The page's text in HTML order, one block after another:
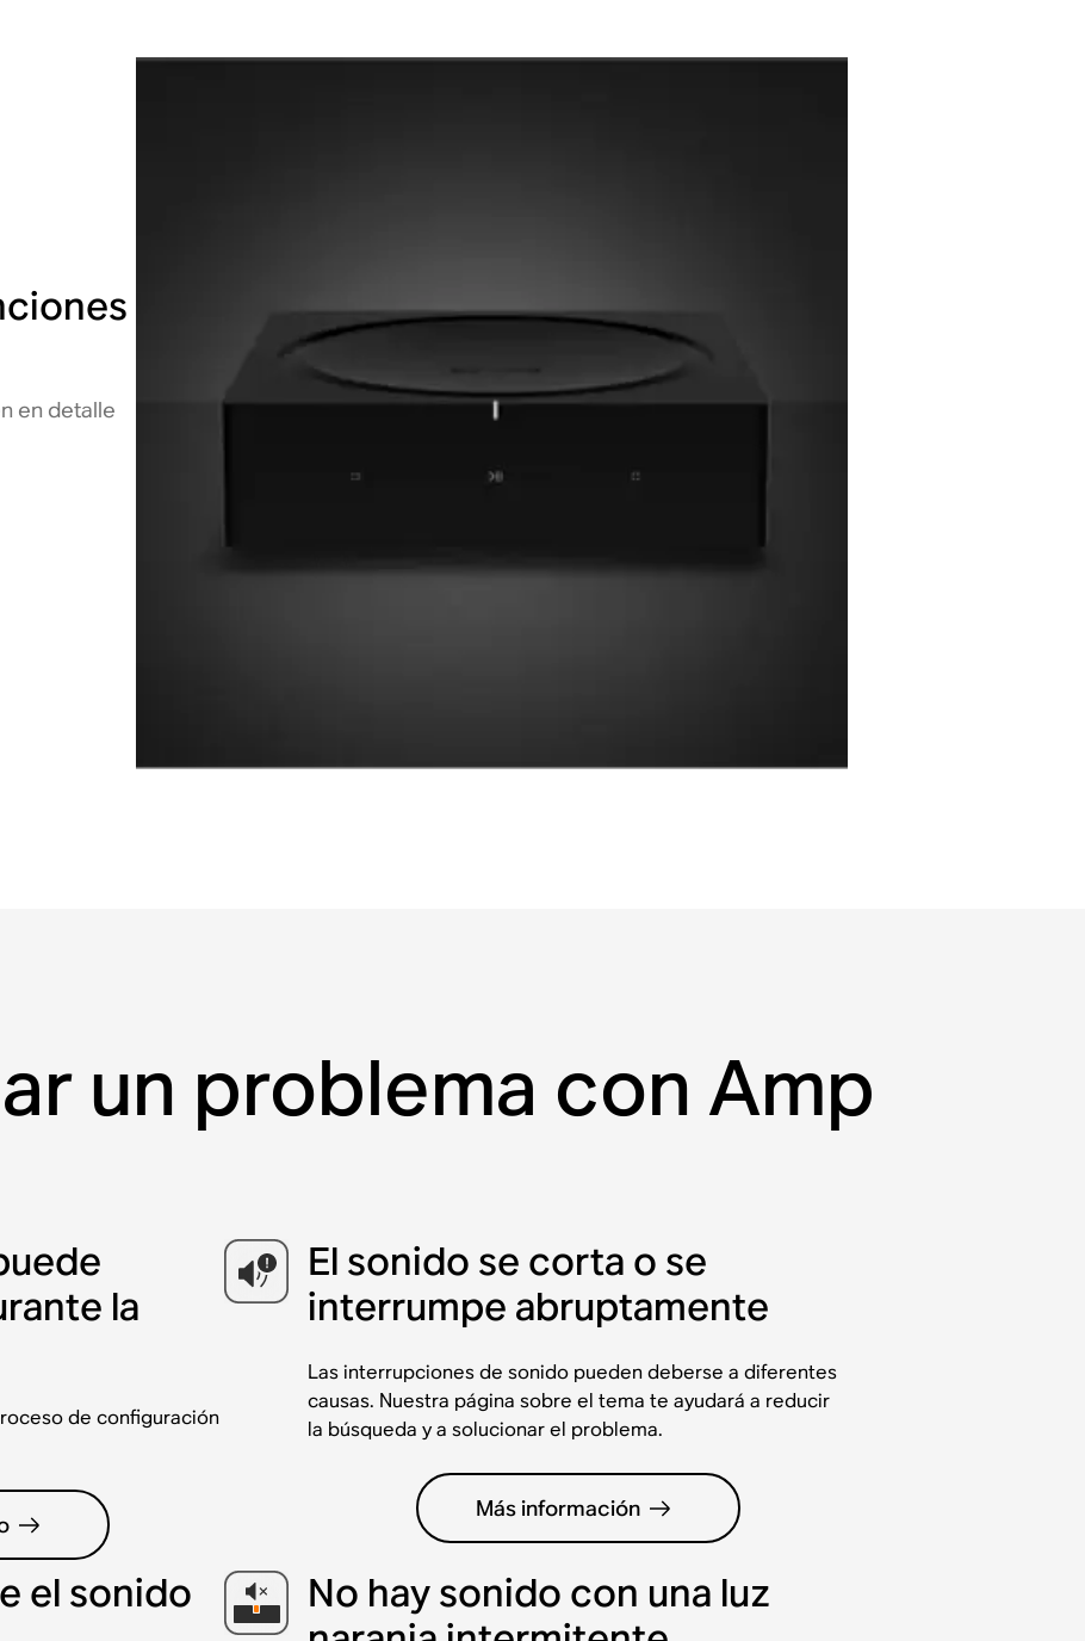
en detalle
un problema con Amp
la
de configuración
El sonido se corta o se
interrumpe abruptamente
Las interrupciones de sonido pueden deberse a diferentes
causas. Nuestra página sobre el tema te ayudará a reducir
la búsqueda y a solucionar el problema.
Más información
el sonido
No hay sonido con una luz